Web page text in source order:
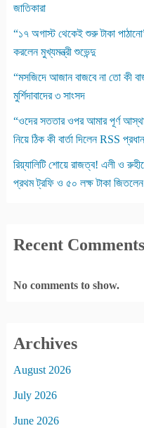
জাতিকারা
“১৭ অগাস্ট থেকেই শুরু টাকা
করলেন মুখ্যমন্ত্রী শুভেন্দু
“মসজিদে আজান বাজবে না তো কী
মুর্শিদাবাদের ৩ সাংসদ
“ওদের সততার ওপর আমার পূর্ণ
নিয়ে ঠিক কী বার্তা দিলেন RSS
রিয়্যালিটি শোয়ে রাজত্ব! এলী ও
প্রথম ট্রফি ও ৫০ লক্ষ টাকা জিতলেন
Recent Comments
No comments to show.
Archives
August 2026
July 2026
June 2026